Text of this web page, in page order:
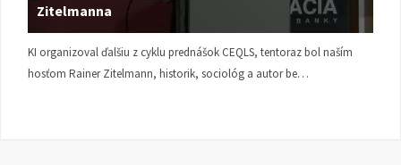
Zitelmanna
KI organizoval ďalšiu z cyklu prednášok CEQLS, tentoraz bol naším
hosťom Rainer Zitelmann, historik, sociológ a autor be…